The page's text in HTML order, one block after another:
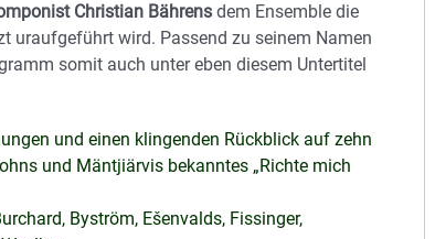
Christian Bährens dem Ensemble die
uraufgeführt wird. Passend zu seinem Namen
somit auch unter eben diesem Untertitel
und einen klingenden Rückblick auf zehn
und Mäntjiärvis bekanntes „Richte mich
Byström, Ešenvalds, Fissinger,